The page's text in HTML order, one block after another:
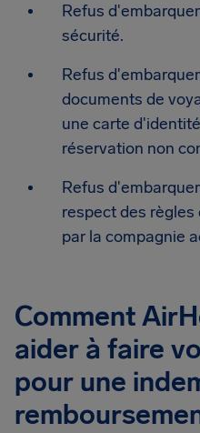
Refus
sécurité.
Refus
documents de
une carte
réservation non
Refus
respect des
par la compagnie
Comment
aider à faire
pour une